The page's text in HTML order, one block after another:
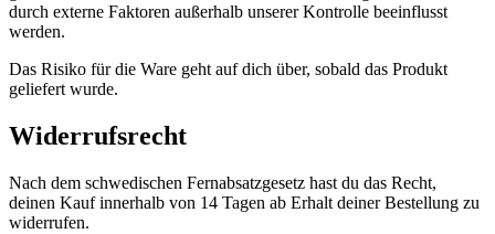
durch externe Faktoren außerhalb unserer Kontrolle beeinflusst
werden.
Das Risiko für die Ware geht auf dich über, sobald das Produkt
geliefert wurde.
Widerrufsrecht
Nach dem schwedischen Fernabsatzgesetz hast du das Recht,
deinen Kauf innerhalb von 14 Tagen ab Erhalt deiner Bestellung zu
widerrufen.